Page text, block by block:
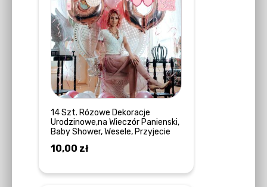
14 Szt. Rózowe Dekoracje
Urodzinowe,na Wieczór Panienski,
Baby Shower, Wesele, Przyjecie
10,00 zł